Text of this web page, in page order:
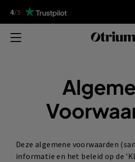
4/5
Deze algemene voorwaarden
informatie en het beleid op de